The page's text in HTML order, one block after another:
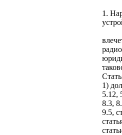
1.
1)
5.12,
8.3,
9.5,